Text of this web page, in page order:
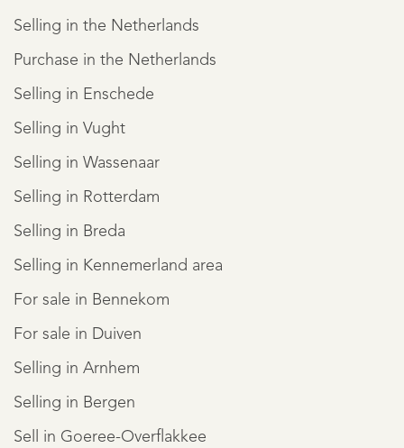
De tuin is rondom de woning gelegen, geheel omsloten
en uitgerust met een zonneterras, grasveld, en achterom.
Door de ligging rondom de woning geniet men vrijwel de
gehele dag van de zon.
Ligging:
opzichte van de bossen "de Vrachelse Heide",
sportaccommodaties, scholen, winkels en uitvalswegen.
Ook het centrum van Oosterhout is op fietsafstand
aanwezig.
"De Contreie" is een echte woonwijk waardoor hier
nagenoeg alleen bestemmingsverkeer komt.
Selling in the Netherlands
Purchase in the Netherlands
Selling in Enschede
Selling in Vught
Selling in Wassenaar
Selling in Rotterdam
Selling in Breda
Selling in Kennemerland area
For sale in Bennekom
For sale in Duiven
Selling in Arnhem
Selling in Bergen
Sell in Goeree-Overflakkee
REGISTER